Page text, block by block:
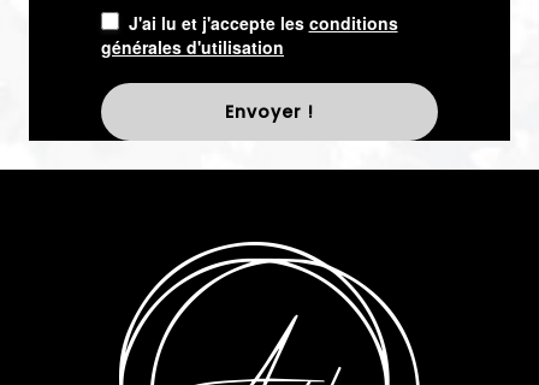
J'ai lu et j'accepte les conditions
générales d'utilisation
Envoyer !